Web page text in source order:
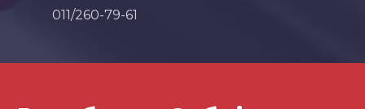
011/260-79-61